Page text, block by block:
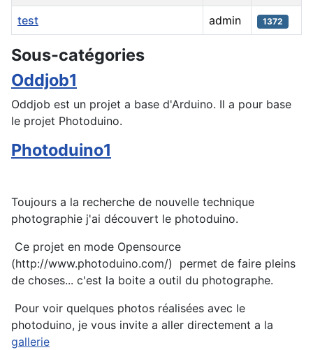
test admin 1372
Sous-catégories
Oddjob1
Oddjob est un projet a base d'Arduino. Il a pour base
le projet Photoduino.
Photoduino1
Toujours a la recherche de nouvelle technique
photographie j'ai découvert le photoduino.
Ce projet en mode Opensource
(http://www.photoduino.com/) permet de faire pleins
de choses... c'est la boite a outil du photographe.
Pour voir quelques photos réalisées avec le
photoduino, je vous invite a aller directement a la
gallerie